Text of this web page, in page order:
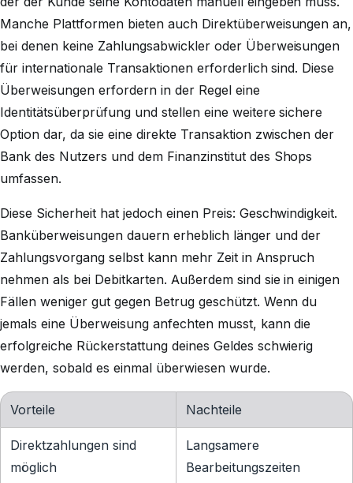
Manche Plattformen bieten auch Direktüberweisungen an,
bei denen keine Zahlungsabwickler oder Überweisungen
für internationale Transaktionen erforderlich sind. Diese
Überweisungen erfordern in der Regel eine
Identitätsüberprüfung und stellen eine weitere sichere
Option dar, da sie eine direkte Transaktion zwischen der
Bank des Nutzers und dem Finanzinstitut des Shops
umfassen.
Diese Sicherheit hat jedoch einen Preis: Geschwindigkeit.
Banküberweisungen dauern erheblich länger und der
Zahlungsvorgang selbst kann mehr Zeit in Anspruch
nehmen als bei Debitkarten. Außerdem sind sie in einigen
Fällen weniger gut gegen Betrug geschützt. Wenn du
jemals eine Überweisung anfechten musst, kann die
erfolgreiche Rückerstattung deines Geldes schwierig
werden, sobald es einmal überwiesen wurde.
Vorteile Nachteile
Direktzahlungen sind
möglich
Langsamere
Bearbeitungszeiten